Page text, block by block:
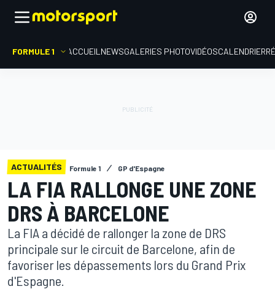
FORMULE 1 ACCUEIL NEWSGALERIES PHOTOVIDÉOSCALENDRIER
ACTUALITÉS Formule 1 GP d'Espagne
LA FIA RALLONGE UNE ZONE
DRS À BARCELONE
La FIA a décidé de rallonger la zone de DRS
principale sur le circuit de Barcelone, afin de
favoriser les dépassements lors du Grand Prix
d'Espagne.